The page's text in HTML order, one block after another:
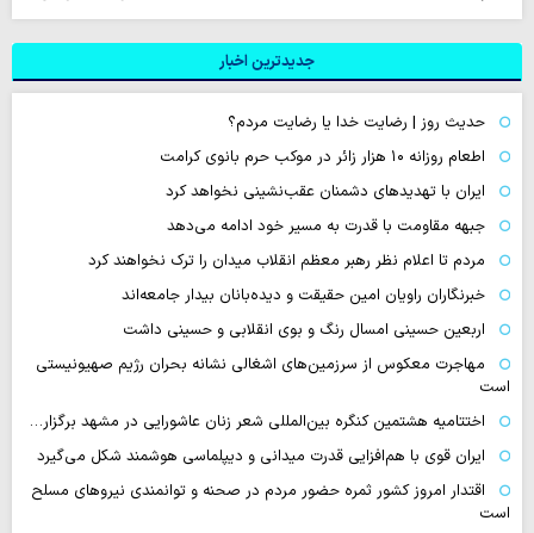
جدیدترین اخبار
حدیث روز | رضایت خدا یا رضایت مردم؟
اطعام روزانه ۱۰ هزار زائر در موکب حرم بانوی کرامت
ایران با تهدیدهای دشمنان عقب‌نشینی نخواهد کرد
جبهه مقاومت با قدرت به مسیر خود ادامه می‌دهد
مردم تا اعلام نظر رهبر معظم انقلاب میدان را ترک نخواهند کرد
خبرنگاران راویان امین حقیقت و دیده‌بانان بیدار جامعه‌اند
اربعین حسینی امسال رنگ و بوی انقلابی و حسینی داشت
مهاجرت معکوس از سرزمین‌های اشغالی نشانه بحران رژیم صهیونیستی
است
اختتامیه هشتمین کنگره بین‌المللی شعر زنان عاشورایی در مشهد برگزار…
ایران قوی با هم‌افزایی قدرت میدانی و دیپلماسی هوشمند شکل می‌گیرد
اقتدار امروز کشور ثمره حضور مردم در صحنه و توانمندی نیروهای مسلح
است